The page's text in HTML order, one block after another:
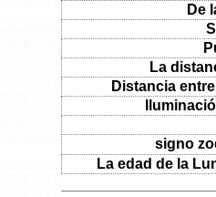
De
La
Distancia
signo
La edad de la